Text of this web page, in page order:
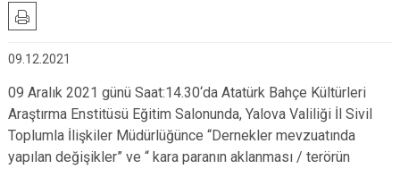
09.12.2021
09 Aralık 2021 günü Saat:14.30‘da Atatürk Bahçe Kültürleri
Araştırma Enstitüsü Eğitim Salonunda, Yalova Valiliği İl Sivil
Toplumla İlişkiler Müdürlüğünce “Dernekler mevzuatında
yapılan değişikler” ve “ kara paranın aklanması / terörün